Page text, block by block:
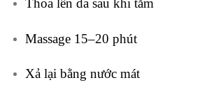
Thoa lên da sau khi tắm
Massage 15–20 phút
Xả lại bằng nước mát